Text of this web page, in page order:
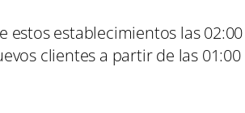
establecimientos las 02:00
clientes a partir de las 01:00